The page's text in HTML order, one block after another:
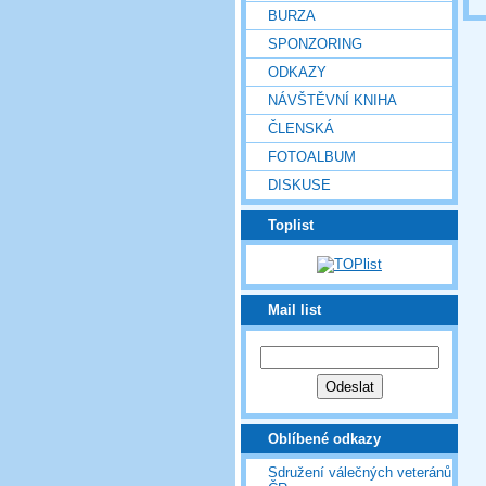
BURZA
SPONZORING
ODKAZY
NÁVŠTĚVNÍ KNIHA
ČLENSKÁ
FOTOALBUM
DISKUSE
Toplist
Mail list
Oblíbené odkazy
Sdružení válečných veteránů